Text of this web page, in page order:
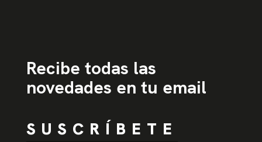
Recibe todas las
novedades en tu email
SUSCRÍBETE